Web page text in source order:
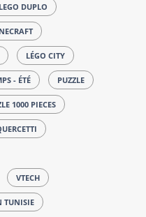
LEGO DUPLO
LÉGO CITY
- ÉTÉ PUZZLE
1000 PIECES
VTECH
TUNISIE